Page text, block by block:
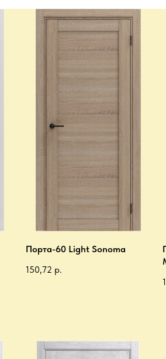
Порта-60 Light Sonoma
150,72 р.